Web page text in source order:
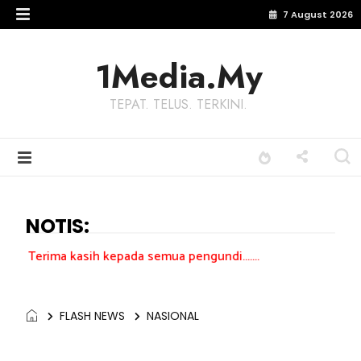
7 August 2026
1Media.My
TEPAT. TELUS. TERKINI.
NOTIS:
kepada semua pengundi.......
FLASH NEWS NASIONAL